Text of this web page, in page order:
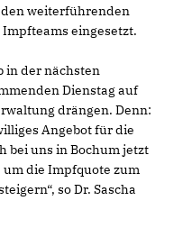
den weiterführenden
eingesetzt.
in der nächsten
Dienstag auf
drängen. Denn:
Angebot für die
bei uns in Bochum jetzt
die Impfquote zum
so Dr. Sascha